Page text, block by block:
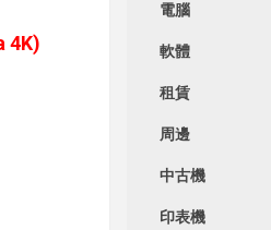
4K)
電腦
軟體
租賃
周邊
中古機
印表機